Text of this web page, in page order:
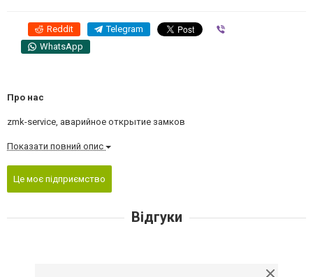
Reddit Telegram
WhatsApp
Про нас
zmk-service, аварийное открытие замков
Показати повний опис
Це моє підприємство
Відгуки